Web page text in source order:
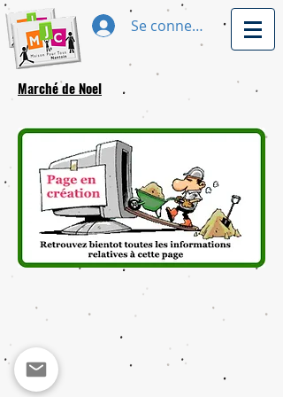
Se connecter
Marché de Noel